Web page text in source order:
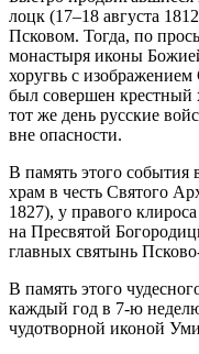
лоцк (17–18 ав­гу­ста
Пско­вом. То­гда, по
мо­на­сты­ря ико­ны
хо­ругвь с
был со­вер­шен крест­ный
тот же день рус­ские
вне опас­но­сти.
В па­мять это­го со­бы­тия
храм в честь Свя­то­го
1827), у пра­во­го
на Пре­свя­той
глав­ных свя­тынь
В па­мять это­го
каж­дый год в 7-ю
чу­до­твор­ной ико­ной